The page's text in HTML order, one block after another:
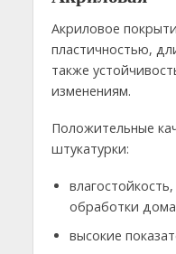
Акриловое
пластичностью,
также
изменениям.
Положительные
штукатурки:
обработки
высокие